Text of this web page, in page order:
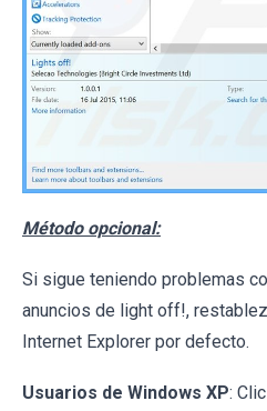
Método opcional:
Si sigue teniendo problemas
anuncios de light off!,
Internet Explorer por defecto.
Usuarios de Windows XP: